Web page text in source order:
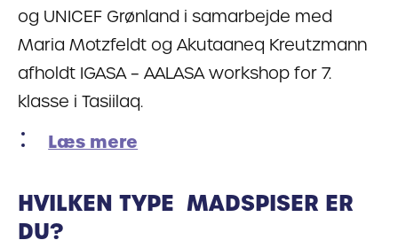
og UNICEF Grønland i samarbejde med
Maria Motzfeldt og Akutaaneq Kreutzmann
afholdt IGASA – AALASA workshop for 7.
klasse i Tasiilaq.
Læs mere
HVILKEN TYPE ­ MADSPISER ER
DU?